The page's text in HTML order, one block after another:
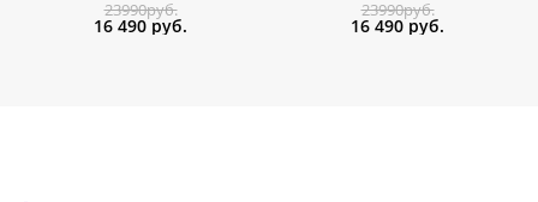
23990руб.
16 490 руб.
23990руб.
16 490 руб.